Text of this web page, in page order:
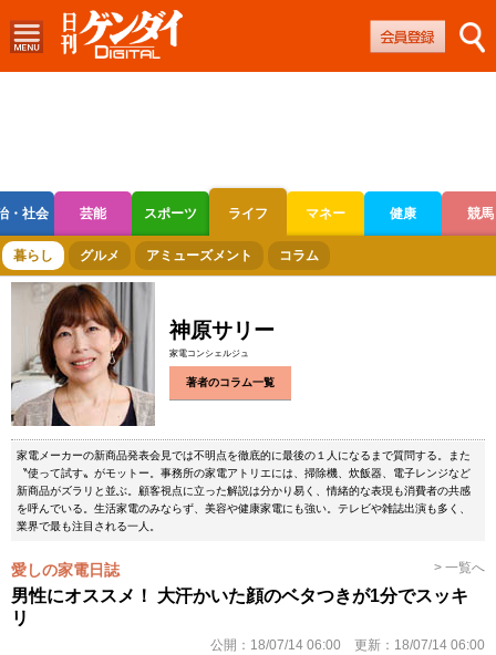
・社会 芸能 スポーツ ライフ マネー 健康 競馬
ボートレース 競輪 オートレース
暮らし グルメ アミューズメント コラム
神原サリー
家電コンシェルジュ
著者のコラム一覧
家電メーカーの新商品発表会見では不明点を徹底的に最後の１人になるまで質問する。また
〝使って試す〟がモットー。事務所の家電アトリエには、掃除機、炊飯器、電子レンジなど
新商品がズラリと並ぶ。顧客視点に立った解説は分かり易く、情緒的な表現も消費者の共感
を呼んでいる。生活家電のみならず、美容や健康家電にも強い。テレビや雑誌出演も多く、
業界で最も注目される一人。
愛しの家電日誌 > 一覧へ
男性にオススメ！ 大汗かいた顔のベタつきが1分でスッキ
リ
公開： 18/07/14 06:00 更新： 18/07/14 06:00